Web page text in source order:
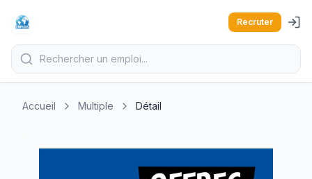
Recruter
Accueil Multiple Détail